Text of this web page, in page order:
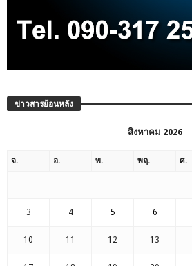
ข่าวสารย้อนหลัง
สิงหาคม 2026
จ. อ. พ. พฤ. ศ.
3 4 5 6
10 11 12 13